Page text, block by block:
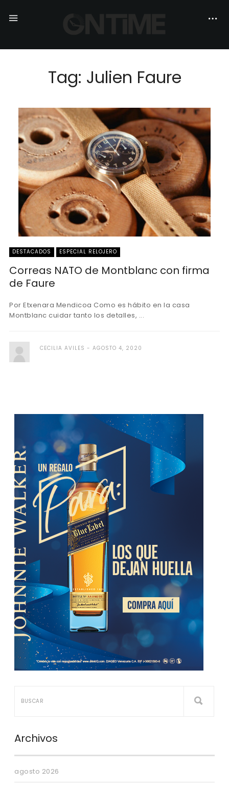
Tag: Julien Faure
DESTACADOS ESPECIAL RELOJERO
Correas NATO de Montblanc con firma
de Faure
Por Etxenara Mendicoa Como es hábito en la casa
Montblanc cuidar tanto los detalles, ...
CECILIA AVILES AGOSTO 4, 2020
Archivos
agosto 2026